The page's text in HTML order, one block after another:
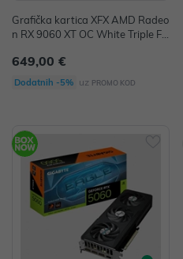
Grafička kartica XFX AMD Radeo
n RX 9060 XT OC White Triple Fa
128-bit HDMI 2x DP
649,00 €
Dodatnih -5% uz PROMO KOD